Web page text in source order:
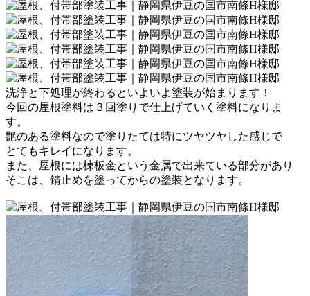
洗浄と下処理が終わるといよいよ塗装が始まります！
今回の屋根塗料は３回塗りで仕上げていく塗料になりま
す。
艶のある塗料なので塗りたては特にツヤツヤした感じで
とてもキレイになります。
また、屋根には棟板金という金属で出来ている部分があり
そこは、錆止めを塗ってからの塗装となります。